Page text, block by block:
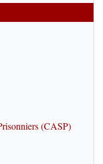
(CASP)